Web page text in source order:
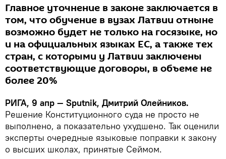
Главное уточнение в законе заключается в
том, что обучение в вузах Латвии отныне
возможно будет не только на госязыке, но
и на официальных языках ЕС, а также тех
стран, с которыми у Латвии заключены
соответствующие договоры, в объеме не
более 20%
РИГА, 9 апр — Sputnik, Дмитрий Олейников.
Решение Конституционного суда не просто не
выполнено, а показательно ухудшено. Так оценили
эксперты очередные языковые поправки к закону
о высших школах, принятые Сеймом.